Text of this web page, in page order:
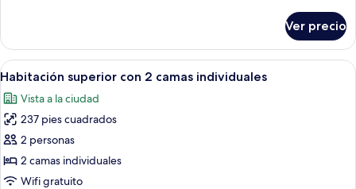
(2
Adults
and
1
Child)
estándar
con
2
individuales
(2
and
Child)
Ver precio
Abrir
todas
las
fotos
de
Habitación
superior
Habitación de hotel con dos camas,
6
Habitación superior con 2 camas individuales
Vista a la ciudad
237 pies cuadrados
2 personas
2 camas individuales
Wifi gratuito